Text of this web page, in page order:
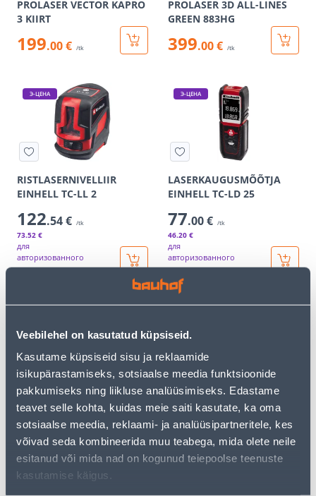
Veebilehel on kasutatud küpsiseid.
Kasutame küpsiseid sisu ja reklaamide
isikupärastamiseks, sotsiaalse meedia funktsioonide
pakkumiseks ning liikluse analüüsimiseks. Edastame
teavet selle kohta, kuidas meie saiti kasutate, ka oma
sotsiaalse meedia, reklaami- ja analüüsipartneritele, kes
võivad seda kombineerida muu teabega, mida olete neile
esitanud või mida nad on kogunud teiepoolse teenuste
kasutamise käigus.
PROLASER VECTOR KAPRO
3 KIIRT
199.00 € /tk
PROLASER 3D ALL-LINES
GREEN 883HG
399.00 € /tk
Э-ЦЕНА
RISTLASERNIVELLIIR
EINHELL TC-LL 2
122.54 € /tk
73.52 €
для
авторизованного
клиента
Э-ЦЕНА
LASERKAUGUSMÕÕTJA
EINHELL TC-LD 25
77.00 € /tk
46.20 €
для
авторизованного
клиента
LASERNIVELLEERIMISSEAD
E EINHELL TC-LL 1
46 .66 €
MAGNETIGA
SEINAKINNITUS
LASERITELE
39 .99 €